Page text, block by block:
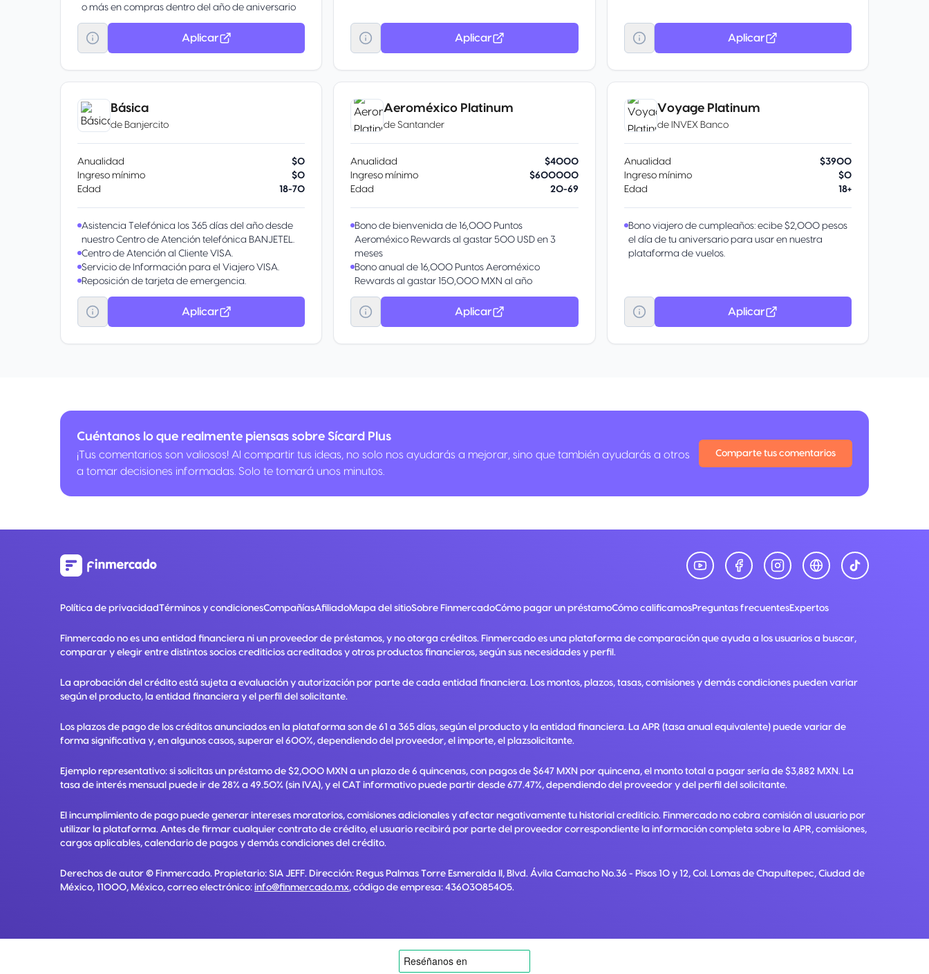
o más en compras dentro del año de aniversario
anterior.
Con su tarjeta de crédito Atmos™ Rewards Ascent
Visa Signature ®, acumula puntos ilimitados para
Gracias a las aerolíneas miembro de la alianza
one world ® y a los socios globales de Alaska,
Alaska ha ampliado su alcance mundial a más de
1000 destinos en todo el mundo, lo que ha
supuesto más socios aéreos y más formas de
ganar y canjear puntos.
Aplicar
Cuenta al hacer un gasto acumulado de $3,500
M.N en Walmart.com.mx y tiendas Walmart
beneficio.
Cada vez que pagues con tu Tarjeta acumularás
Puntos Membership Rewards® en automático que
podrás intercambiar por diferentes recompensas
como reducir el Saldo de tu Cuenta, Comprar en
cualquier descuento en hospedaje, renta de autos,
tours, traslados terrestres y seguros de viaje en el
Aplicar
Mastercard Global Service Te brinda asistencia en
todo el mundo, las 24 horas del día: Desde Estados
por cobrar a Estados Unidos: 1 636 722 7111
Administra tu tarjeta desde Banorte Móvil y Banco
en Línea: consulta saldos, difiere compras y más.
En tus compras durante los primeros 30 días
después de activar tu tarjeta física. Conoce más
disponible únicamente por invitación. La
de Banorte Móvil.
Aplicar
Básica
de Banjercito
Anualidad
$0
Ingreso mínimo
$0
Edad
18-70
Asistencia Telefónica los 365 días del año desde
nuestro Centro de Atención telefónica BANJETEL.
Centro de Atención al Cliente VISA.
Servicio de Información para el Viajero VISA.
Reposición de tarjeta de emergencia.
Aplicar
Aeroméxico Platinum
de Santander
Anualidad
$4000
Ingreso mínimo
$600000
Edad
20-69
Bono de bienvenida de 16,000 Puntos
Aeroméxico Rewards al gastar 500 USD en 3
meses
Bono anual de 16,000 Puntos Aeroméxico
Rewards al gastar 150,000 MXN al año
Prioridad durante documentación y abordaje.
Uso gratuito de cajeros Santander en el extranjero.
3 viajes sencillos al año hacia el AICM o AIFA con
Aplicar
Voyage Platinum
de INVEX Banco
Anualidad
$3900
Ingreso mínimo
$0
Edad
18+
Bono viajero de cumpleaños: ecibe $2,000 pesos
el día de tu aniversario para usar en nuestra
plataforma de vuelos.
Aplicar
Cuéntanos lo que realmente piensas sobre Sícard Plus
¡Tus comentarios son valiosos! Al compartir tus ideas, no solo nos ayudarás a mejorar, sino que también ayudarás a otros
a tomar decisiones informadas. Solo te tomará unos minutos.
Comparte tus comentarios
Política de privacidadTérminos y condicionesCompañíasAfiliadoMapa del sitioSobre FinmercadoCómo pagar un préstamoCómo calificamosPreguntas frecuentesExpertos
Finmercado no es una entidad financiera ni un proveedor de préstamos, y no otorga créditos. Finmercado es una plataforma de comparación que ayuda a los usuarios a buscar,
comparar y elegir entre distintos socios crediticios acreditados y otros productos financieros, según sus necesidades y perfil.
La aprobación del crédito está sujeta a evaluación y autorización por parte de cada entidad financiera. Los montos, plazos, tasas, comisiones y demás condiciones pueden variar
según el producto, la entidad financiera y el perfil del solicitante.
Los plazos de pago de los créditos anunciados en la plataforma son de 61 a 365 días, según el producto y la entidad financiera. La APR (tasa anual equivalente) puede variar de
forma significativa y, en algunos casos, superar el 600%, dependiendo del proveedor, el importe, el plazsolicitante.
Ejemplo representativo: si solicitas un préstamo de $2,000 MXN a un plazo de 6 quincenas, con pagos de $647 MXN por quincena, el monto total a pagar sería de $3,882 MXN. La
tasa de interés mensual puede ir de 28% a 49.50% (sin IVA), y el CAT informativo puede partir desde 677.47%, dependiendo del proveedor y del perfil del solicitante.
El incumplimiento de pago puede generar intereses moratorios, comisiones adicionales y afectar negativamente tu historial crediticio. Finmercado no cobra comisión al usuario por
utilizar la plataforma. Antes de firmar cualquier contrato de crédito, el usuario recibirá por parte del proveedor correspondiente la información completa sobre la APR, comisiones,
cargos aplicables, calendario de pagos y demás condiciones del crédito.
Derechos de autor © Finmercado. Propietario: SIA JEFF. Dirección: Regus Palmas Torre Esmeralda II, Blvd. Ávila Camacho No.36 - Pisos 10 y 12, Col. Lomas de Chapultepec, Ciudad de
México, 11000, México, correo electrónico: info@finmercado.mx, código de empresa: 43603085405.